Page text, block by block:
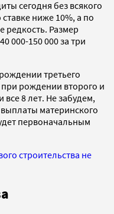
сегодня без всякого
ниже 10%, а по
редкость. Размер
000-150 000 за три
третьего
при рождении второго и
все 8 лет. Не забудем,
материнского
первоначальным
строительства не